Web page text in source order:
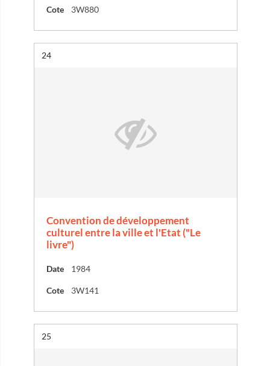
Cote 3W880
Résultat n°
24
Convention de développement
culturel entre la ville et l'Etat ("Le
livre")
Date 1984
Cote 3W141
Résultat n°
25